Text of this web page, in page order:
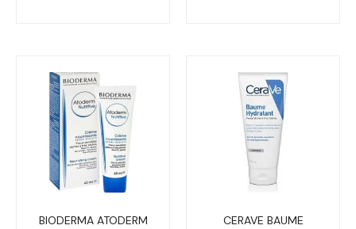
BIODERMA ATODERM
CERAVE BAUME